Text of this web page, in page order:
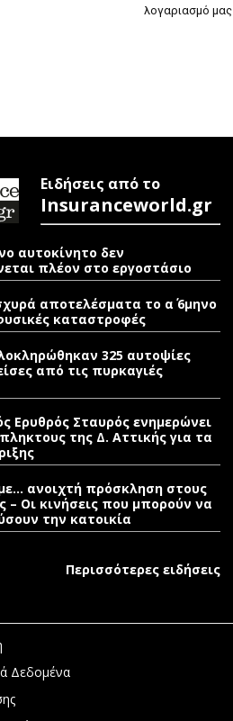
λογαριασμό μας
Ειδήσεις από το
Insuranceworld.gr
αυτοκίνητο δεν
πλέον στο εργοστάσιο
αποτελέσματα το α΄ 6μηνο
καταστροφές
325 αυτοψίες
από τις πυρκαγιές
Ερυθρός Σταυρός ενημερώνει
της Δ. Αττικής για τα
ανοιχτή πρόσκληση στους
– Οι κινήσεις που μπορούν να
την κατοικία
Περισσότερες ειδήσεις
Δεδομένα